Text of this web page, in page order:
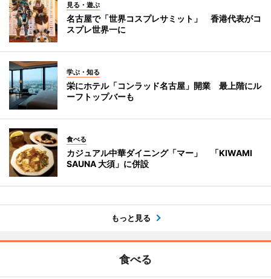
見る・遊ぶ
名古屋で「世界コスプレサミット」 香港代表がコ
スプレ世界一に
学ぶ・知る
栄にホテル「コンラッド名古屋」開業 最上階にル
ーフトップバーも
食べる
カジュアル中華ダイニング「マー」 「KIWAMI
SAUNA 大須」に併設
もっと見る
食べる